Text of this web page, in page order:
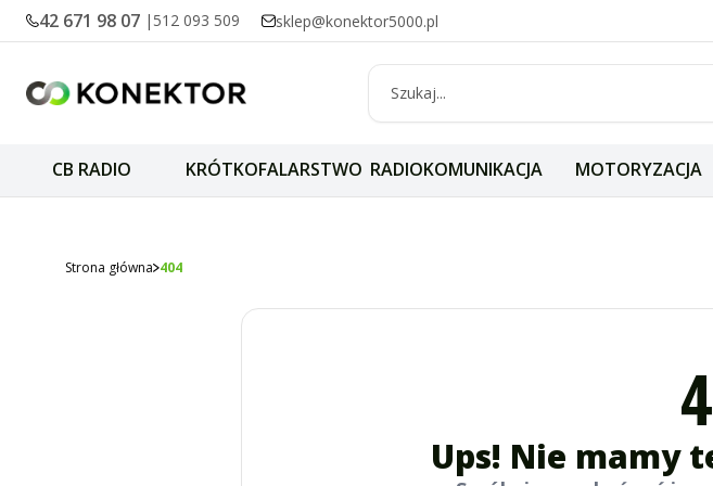
42 671 98 07 | 512 093 509 sklep@konektor5000.pl
CB RADIO KRÓTKOFALARSTWO RADIOKOMUNIKACJA MOTORYZACJA
Strona główna 404
Ups! Nie mamy